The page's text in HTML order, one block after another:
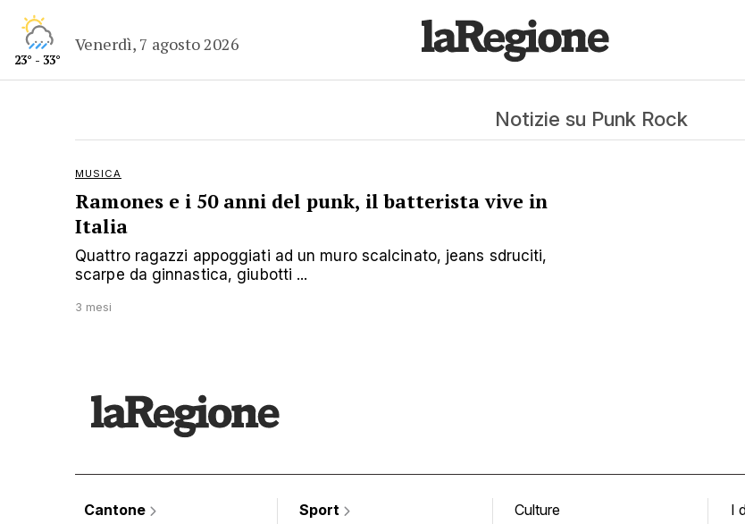
23° - 33°
Venerdì, 7 agosto 2026
Notizie su Punk Rock
MUSICA
Ramones e i 50 anni del punk, il batterista vive in
Italia
Quattro ragazzi appoggiati ad un muro scalcinato, jeans sdruciti,
scarpe da ginnastica, giubotti ...
3 mesi
Cantone
Sport
Culture
I